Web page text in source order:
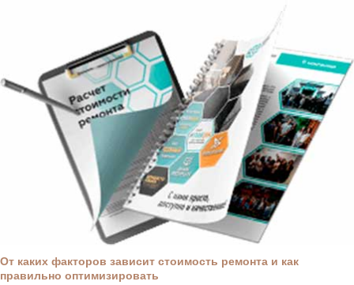
От каких факторов зависит стоимость ремонта и как
правильно оптимизировать